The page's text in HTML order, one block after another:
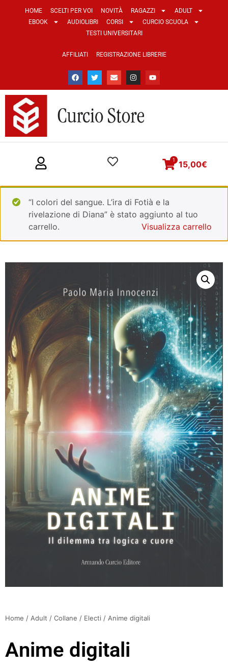
HOME SCELTI PER VOI NOVITÀ RAGAZZI
ADULT
EBOOK
AUDIOLIBRI CORSI
CURCIO SCUOLA
TESTI UNIVERSITARI
AFFILIATI REGISTRAZIONE LIBRERIE
15,00€
1
“I colori del sangue. L’ira di Fotià e la
rivelazione di Diana” è stato aggiunto al tuo
carrello.
Visualizza carrello
Home / Adult / Collane / Electi / Anime digitali
Anime digitali